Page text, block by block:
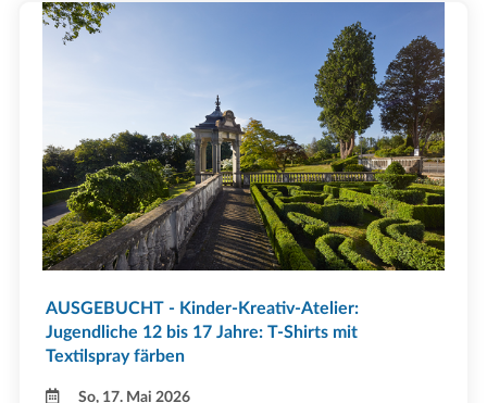
AUSGEBUCHT - Kinder-Kreativ-Atelier:
Jugendliche 12 bis 17 Jahre: T-Shirts mit
Textilspray färben
So, 17. Mai 2026